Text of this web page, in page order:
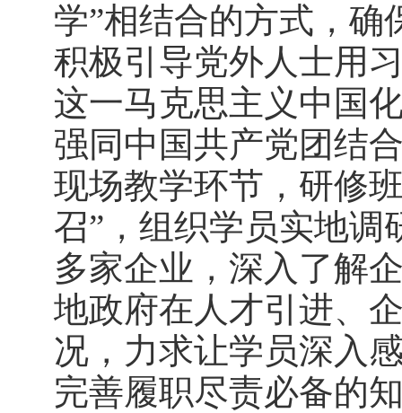
学”相结合的方式，
积极引导党外人士用
这一马克思主义中国
强同中国共产党团结
现场教学环节，研修
召”，组织学员实地
多家企业，深入了解
地政府在人才引进、
况，力求让学员深入
完善履职尽责必备的